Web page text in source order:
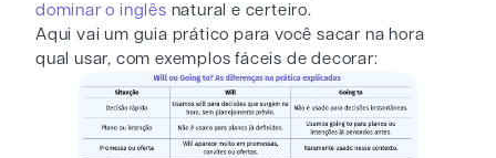
dominar o inglês natural e certeiro.
Aqui vai um guia prático para você sacar na hora
qual usar, com exemplos fáceis de decorar: